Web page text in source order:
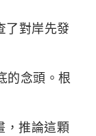
了對岸先發
的念頭。根
，推論這顆